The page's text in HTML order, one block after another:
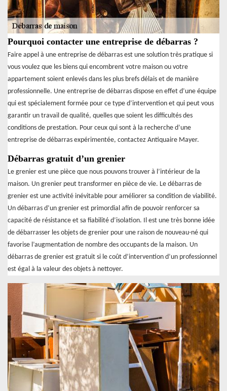
Pourquoi contacter une entreprise de débarras ?
Faire appel à une entreprise de débarras est une solution très pratique si
vous voulez que les biens qui encombrent votre maison ou votre
appartement soient enlevés dans les plus brefs délais et de manière
professionnelle. Une entreprise de débarras dispose en effet d’une équipe
qui est spécialement formée pour ce type d’intervention et qui peut vous
garantir un travail de qualité, quelles que soient les difficultés des
conditions de prestation. Pour ceux qui sont à la recherche d’une
entreprise de débarras expérimentée, contactez Antiquaire Mayer.
Débarras gratuit d’un grenier
Le grenier est une pièce que nous pouvons trouver à l’intérieur de la
maison. Un grenier peut transformer en pièce de vie. Le débarras de
grenier est une activité inévitable pour améliorer sa condition de viabilité.
Un débarras d’un grenier est primordial afin de pouvoir renforcer sa
capacité de résistance et sa fiabilité d’isolation. Il est une très bonne idée
de débarrasser les objets de grenier pour une raison de nouveau-né qui
favorise l’augmentation de nombre des occupants de la maison. Un
débarras de grenier est gratuit si le coût d’intervention d’un professionnel
est égal à la valeur des objets à nettoyer.